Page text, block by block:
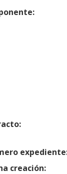
creación: